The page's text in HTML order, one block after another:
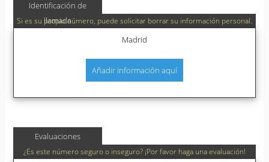
Identificación de
llamada
Si es su propio número, puede solicitar borrar su información personal.
Madrid
Añadir información aquí
Evaluaciones
¿Es este número seguro o inseguro? ¡Por favor haga una evaluación!